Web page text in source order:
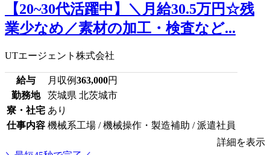
【20~30代活躍中】＼月給30.5万円☆残
業少なめ／素材の加工・検査など...
UTエージェント株式会社
給与 月収例363,000円
勤務地
茨城県 北茨城市
寮・社宅 あり
仕事内容 機械系工場 / 機械操作・製造補助 / 派遣社員
詳細を表示